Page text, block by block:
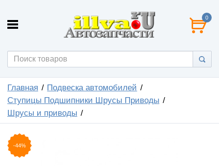
0
Главная
Подвеска автомобилей
Ступицы Подшипники Шрусы Приводы
Шрусы и приводы
-44%